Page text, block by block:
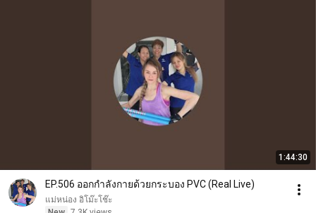
1:44:30
EP.506 ออกกำลังกายด้วยกระบอง PVC (Real Live)
แม่หน่อง อิโม๊ะโช๊ะ